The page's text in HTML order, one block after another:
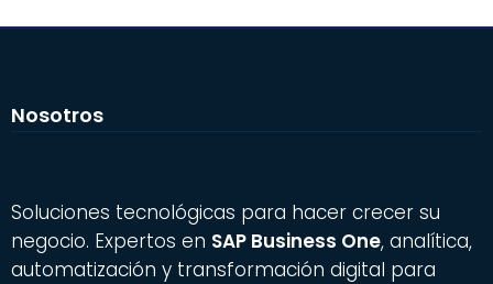
Nosotros
Soluciones tecnológicas para hacer crecer su
negocio. Expertos en SAP Business One, analítica,
automatización y transformación digital para